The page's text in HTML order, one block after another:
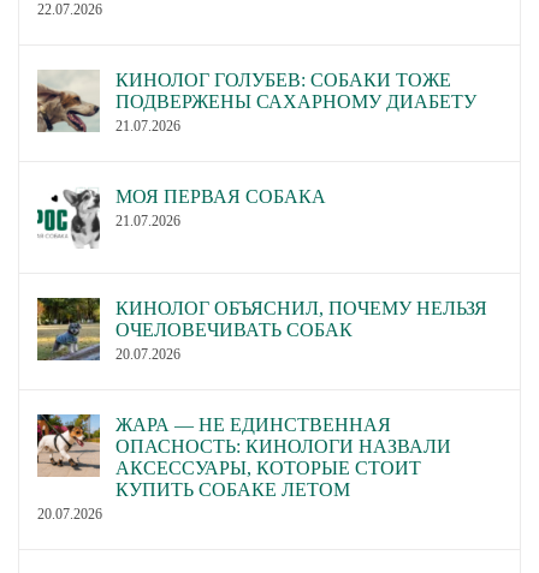
22.07.2026
КИНОЛОГ ГОЛУБЕВ: СОБАКИ ТОЖЕ
ПОДВЕРЖЕНЫ САХАРНОМУ ДИАБЕТУ
21.07.2026
МОЯ ПЕРВАЯ СОБАКА
21.07.2026
КИНОЛОГ ОБЪЯСНИЛ, ПОЧЕМУ НЕЛЬЗЯ
ОЧЕЛОВЕЧИВАТЬ СОБАК
20.07.2026
ЖАРА — НЕ ЕДИНСТВЕННАЯ
ОПАСНОСТЬ: КИНОЛОГИ НАЗВАЛИ
АКСЕССУАРЫ, КОТОРЫЕ СТОИТ
КУПИТЬ СОБАКЕ ЛЕТОМ
20.07.2026